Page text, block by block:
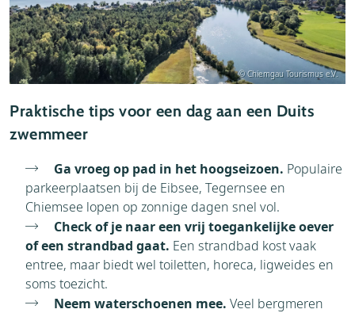
© Chiemgau Tourismus e.V.
Praktische tips voor een dag aan een Duits
zwemmeer
Ga vroeg op pad in het hoogseizoen. Populaire
parkeerplaatsen bij de Eibsee, Tegernsee en
Chiemsee lopen op zonnige dagen snel vol.
Check of je naar een vrij toegankelijke oever
of een strandbad gaat. Een strandbad kost vaak
entree, maar biedt wel toiletten, horeca, ligweides en
soms toezicht.
Neem waterschoenen mee. Veel bergmeren